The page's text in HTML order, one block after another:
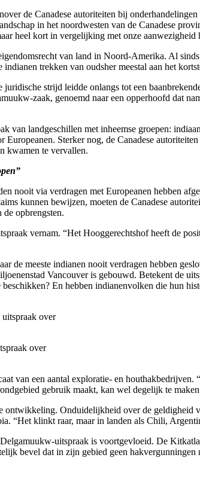
de Canadese autoriteiten bij
in het noordwesten van de Canadese
heel kort in vergelijking met onze aanwezigheid
van land in Noord-Amerika. Al
trekken van oudsher meestal aan het
strijd leidde onlangs tot een
zaak, genoemd naar een opperhoofd dat
van landgeschillen met inheemse groepen:
Sterker nog, de Canadese
kwamen te vervallen.
nooit via verdragen met Europeanen hebben
kunnen bewijzen, moeten de Canadese
opbrengsten.
vernam. “Het Hooggerechtshof heeft de
de meeste indianen nooit verdragen hebben
Vancouver is gebouwd. Betekent de
En hebben indianenvolken die hun
over
van een aantal exploratie- en
gebruik maakt, kan wel degelijk te
ontwikkeling. Onduidelijkheid over de
“Het klinkt raar, maar in landen als Chili,
uitspraak is voortgevloeid. De
bevel dat in zijn gebied geen